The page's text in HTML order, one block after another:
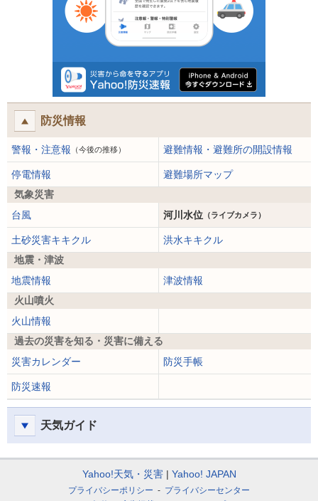
防災情報
警報・注意報 （今後の推移） 避難情報・避難所の開設情報
停電情報
避難場所マップ
気象災害
台風
河川水位 （ライブカメラ）
土砂災害キキクル
洪水キキクル
地震・津波
地震情報
津波情報
火山噴火
火山情報
過去の災害を知る・災害に備える
災害カレンダー
防災手帳
防災速報
天気ガイド
Yahoo!天気・災害 Yahoo! JAPAN
プライバシーポリシー
プライバシーセンター